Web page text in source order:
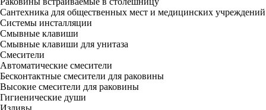
Сантехника для общественных мест и медицинских учреждений
Системы инсталляции
Смывные клавиши
Смывные клавиши для унитаза
Смесители
Автоматические смесители
Бесконтактные смесители для раковины
Высокие смесители для раковины
Гигиенические души
Изливы